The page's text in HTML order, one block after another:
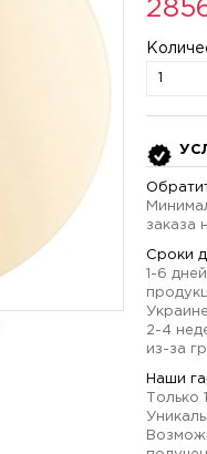
заказа
Сроки
1-6
Украине.
2-4
из-за
Наши
Только